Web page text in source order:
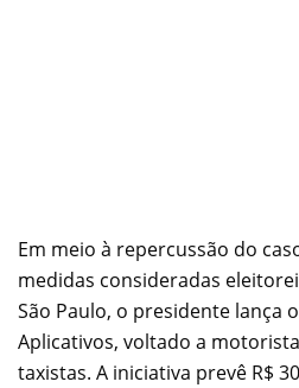
Em meio à repercussão do
medidas consideradas
São Paulo, o presidente lança
Aplicativos, voltado a
taxistas. A iniciativa prevê R$